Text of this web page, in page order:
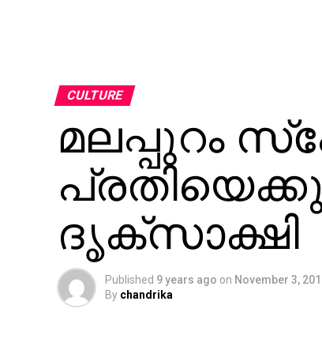
CULTURE
മലപ്പുറം
ദൃക്‌സാക്ഷി
Published 9 years ago on November 3,
By chandrika